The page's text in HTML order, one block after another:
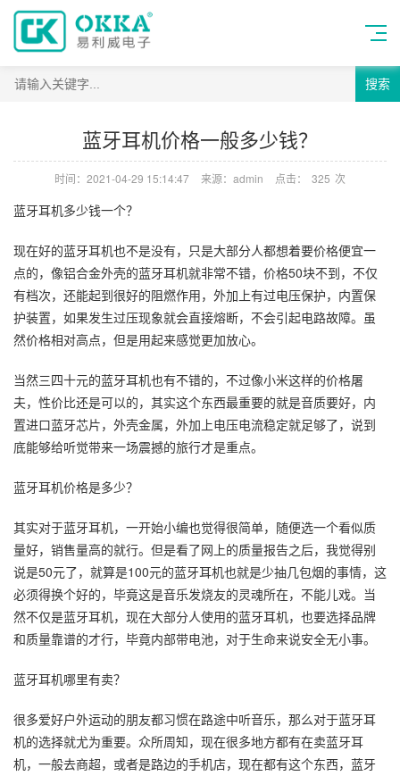
搜索
蓝牙耳机价格一般多少钱？
时间：2021-04-29 15:14:47 来源：admin 点击： 325 次
蓝牙耳机多少钱一个？
现在好的蓝牙耳机也不是没有，只是大部分人都想着要价格便宜一
点的，像铝合金外壳的蓝牙耳机就非常不错，价格50块不到，不仅
有档次，还能起到很好的阻燃作用，外加上有过电压保护，内置保
护装置，如果发生过压现象就会直接熔断，不会引起电路故障。虽
然价格相对高点，但是用起来感觉更加放心。
当然三四十元的蓝牙耳机也有不错的，不过像小米这样的价格屠
夫，性价比还是可以的，其实这个东西最重要的就是音质要好，内
置进口蓝牙芯片，外壳金属，外加上电压电流稳定就足够了，说到
底能够给听觉带来一场震撼的旅行才是重点。
蓝牙耳机价格是多少？
其实对于蓝牙耳机，一开始小编也觉得很简单，随便选一个看似质
量好，销售量高的就行。但是看了网上的质量报告之后，我觉得别
说是50元了，就算是100元的蓝牙耳机也就是少抽几包烟的事情，这
必须得换个好的，毕竟这是音乐发烧友的灵魂所在，不能儿戏。当
然不仅是蓝牙耳机，现在大部分人使用的蓝牙耳机，也要选择品牌
和质量靠谱的才行，毕竟内部带电池，对于生命来说安全无小事。
蓝牙耳机哪里有卖？
很多爱好户外运动的朋友都习惯在路途中听音乐，那么对于蓝牙耳
机的选择就尤为重要。众所周知，现在很多地方都有在卖蓝牙耳
机，一般去商超，或者是路边的手机店，现在都有这个东西，蓝牙